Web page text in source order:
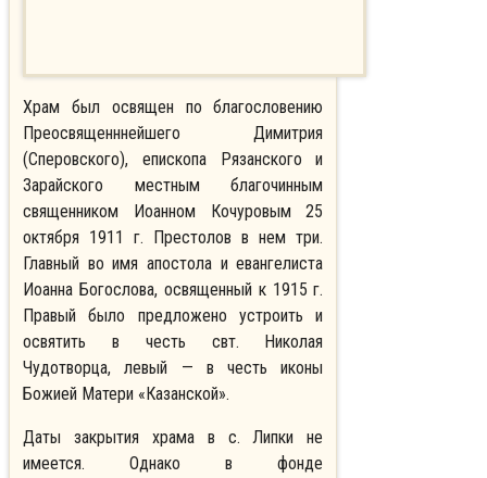
Храм был освящен по благословению
Преосвященннейшего Димитрия
(Сперовского), епископа Рязанского и
Зарайского местным благочинным
священником Иоанном Кочуровым 25
октября 1911 г. Престолов в нем три.
Главный во имя апостола и евангелиста
Иоанна Богослова, освященный к 1915 г.
Правый было предложено устроить и
освятить в честь свт. Николая
Чудотворца, левый — в честь иконы
Божией Матери «Казанской».
Даты закрытия храма в с. Липки не
имеется. Однако в фонде